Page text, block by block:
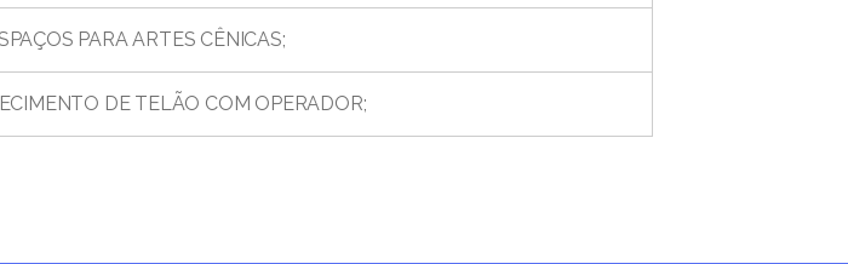
PARA ARTES CÊNICAS;
DE TELÃO COM OPERADOR;